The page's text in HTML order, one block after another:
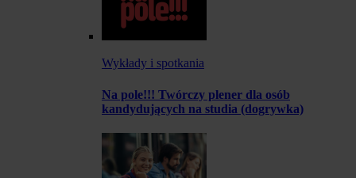
Wykłady i spotkania
Na pole!!! Twórczy plener dla osób
kandydujących na studia (dogrywka)